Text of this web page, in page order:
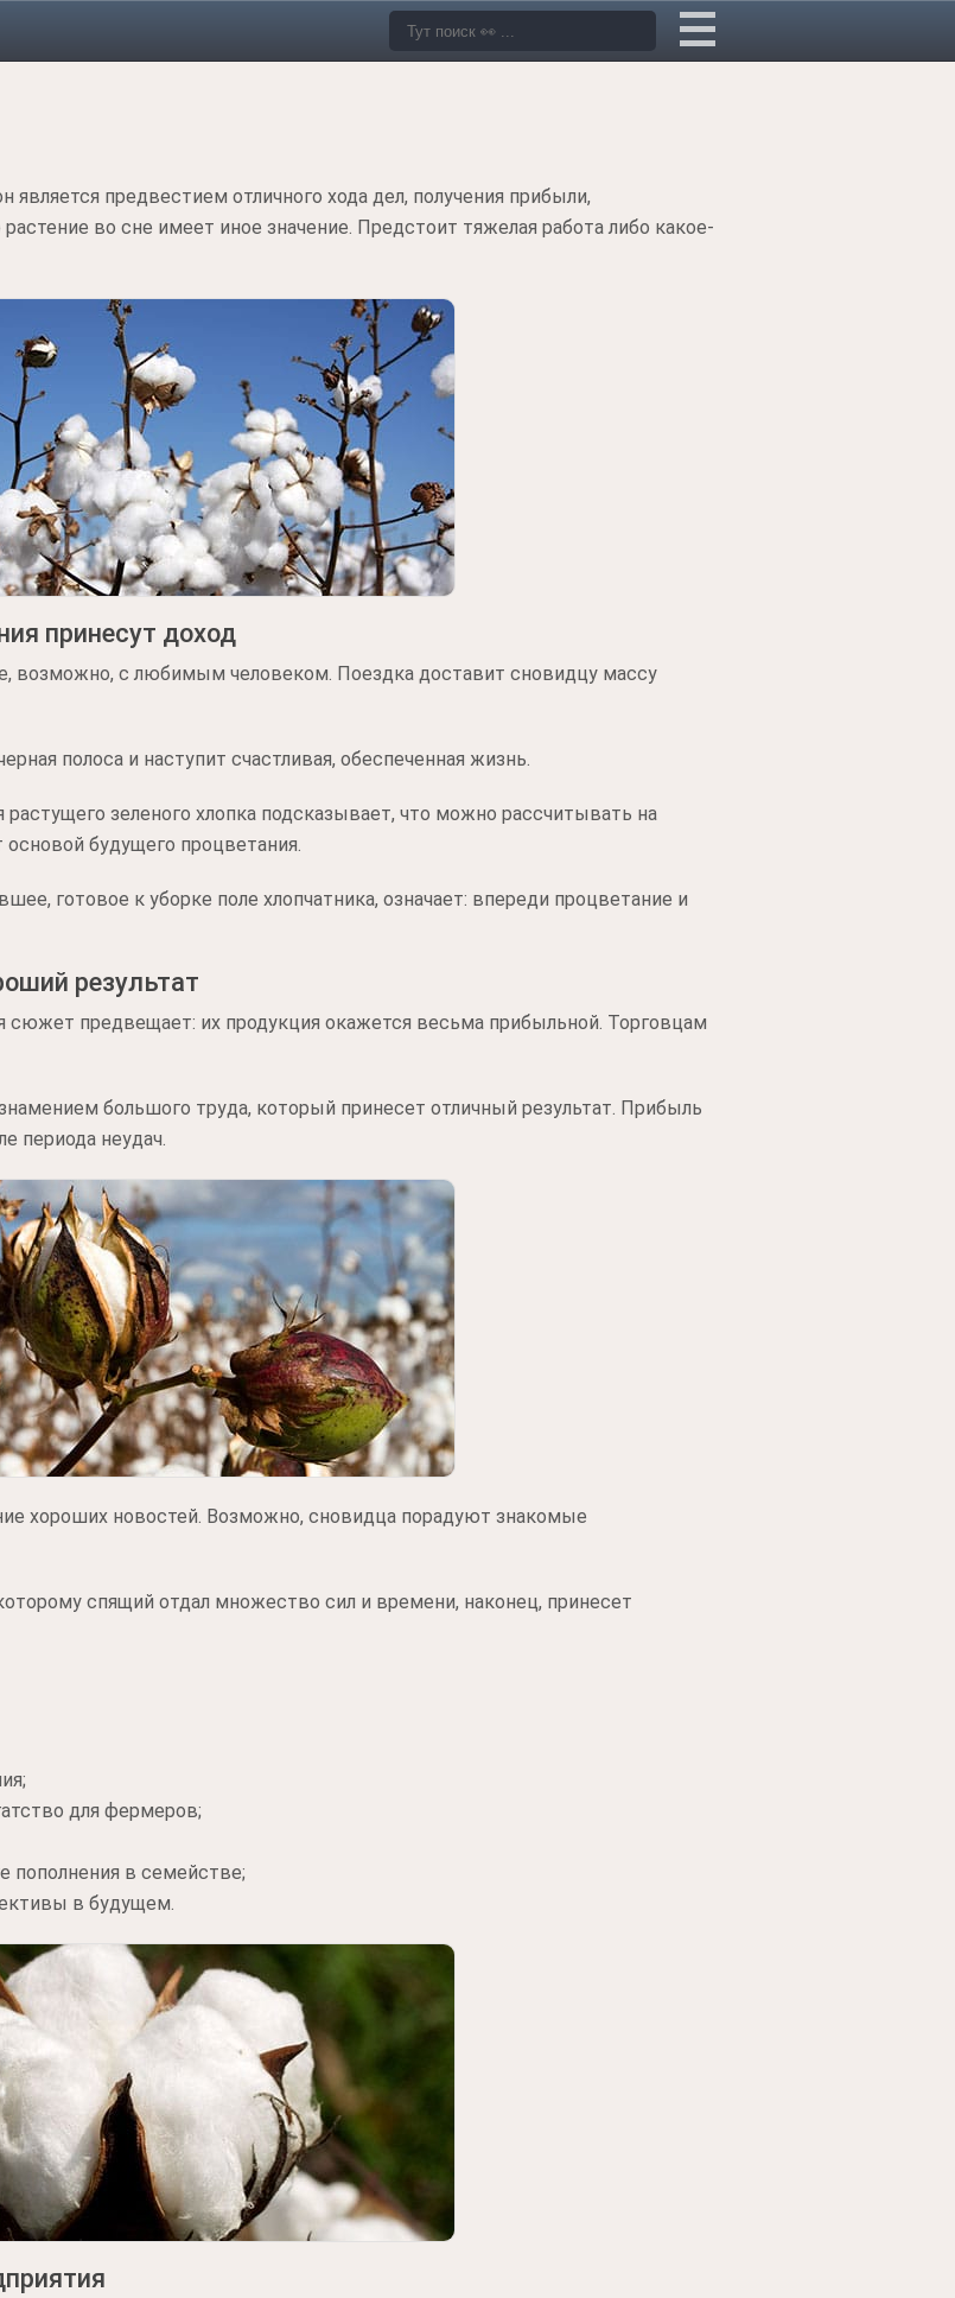
предвестием отличного хода дел, получения прибыли,
во сне имеет иное значение. Предстоит тяжелая работа либо какое-
принесут доход
возможно, с любимым человеком. Поездка доставит сновидцу массу
полоса и наступит счастливая, обеспеченная жизнь.
зеленого хлопка подсказывает, что можно рассчитывать на
основой будущего процветания.
готовое к уборке поле хлопчатника, означает: впереди процветание и
результат
сюжет предвещает: их продукция окажется весьма прибыльной. Торговцам
большого труда, который принесет отличный результат. Прибыль
периода неудач.
хороших новостей. Возможно, сновидца порадуют знакомые
спящий отдал множество сил и времени, наконец, принесет
для фермеров;
пополнения в семействе;
в будущем.